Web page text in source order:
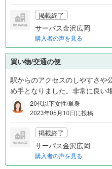
掲載終了
サーパス金沢広岡
購入者の声を見る
買い物/交通の便
駅からのアクセスのしやすさや
め手となりました。非常に良い
20代以下女性/単身
2023年05月10日に投稿
掲載終了
サーパス金沢広岡
購入者の声を見る